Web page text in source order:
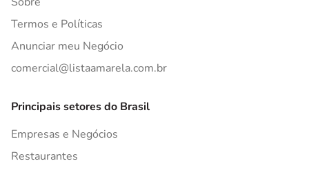
Termos e Políticas
Anunciar meu Negócio
comercial@listaamarela.com.br
Principais setores do Brasil
Empresas e Negócios
Restaurantes